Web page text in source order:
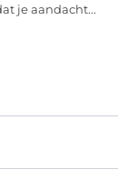
je aandacht...